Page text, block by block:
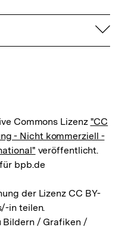
Commons Lizenz "CC
- Nicht kommerziell -
veröffentlicht.
bpb.de
der Lizenz CC BY-
in teilen.
Bildern / Grafiken /